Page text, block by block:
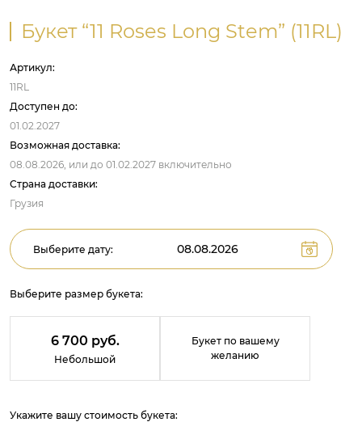
Букет “11 Roses Long Stem” (11RL)
Артикул:
11RL
Доступен до:
01.02.2027
Возможная доставка:
08.08.2026, или до 01.02.2027 включительно
Страна доставки:
Грузия
Выберите дату:
Выберите размер букета:
6 700 руб.
Небольшой
Букет по вашему
желанию
Укажите вашу стоимость букета: